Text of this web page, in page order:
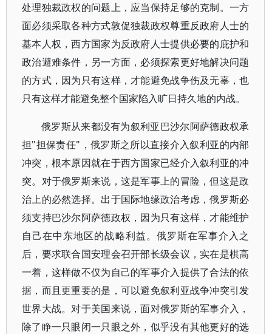
处理独裁政权的问题上，应当保持足够的克制。一方
面必须采取各种方式敦促独裁政权尊重反政府人士的
基本人权，西方国家为反政府人士提供必要的庇护和
政治避难条件，另一方面，必须探索更好地解决问题
的方式，因为只有这样，才能避免战争伤及无辜，也
只有这样才能避免整个国家陷入旷日持久地的内战。
俄罗斯从来都没有为叙利亚巴沙尔阿萨德政权承
担"担保责任"，俄罗斯之所以直接介入叙利亚的内部
冲突，根本原因就在于西方国家已经介入叙利亚的冲
突。对于俄罗斯来说，这是军事上的冒险，但这是政
治上的必然选择。出于国际地缘政治考虑，俄罗斯必
须支持巴沙尔阿萨德政权，因为只有这样，才能维护
自己在中东地区的战略利益。俄罗斯在军事介入之
后，要求联合国安理会召开部长级会议，实在是棋高
一着，这样做不仅为自己的军事介入提供了合法的依
据，而且更重要的是，可以避免叙利亚战争冲突引发
世界大战。对于美国来说，面对俄罗斯的军事介入，
除了睁一只眼闭一只眼之外，似乎没有其他更好的选